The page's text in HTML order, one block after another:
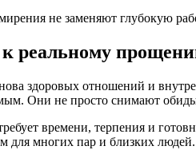
не заменяют глубокую
реальному
здоровых отношений и
Они не просто снимают
времени, терпения и
для многих пар и близких